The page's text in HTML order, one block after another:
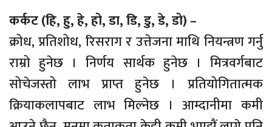
कर्कट (हि, हु, हे, हो, डा, डि, डु, डे, डो) –
क्रोध, प्रतिशोध, रिसराग र उत्तेजना माथि नियन्त्रण गर्नु
राम्रो हुनेछ । निर्णय सार्थक हुनेछ । मित्रवर्गबाट
सोचेजस्तो लाभ प्राप्त हुनेछ । प्रतियोगितात्मक
क्रियाकलापबाट लाभ मिल्नेछ । आम्दानीमा कमी